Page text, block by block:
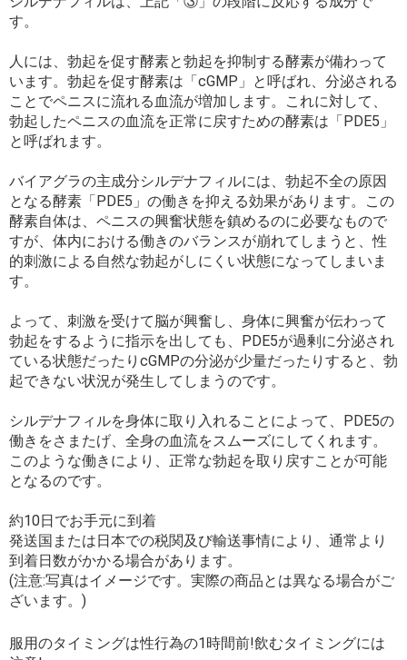
す。
人には、勃起を促す酵素と勃起を抑制する酵素が備わって
います。勃起を促す酵素は「cGMP」と呼ばれ、分泌される
ことでペニスに流れる血流が増加します。これに対して、
勃起したペニスの血流を正常に戻すための酵素は「PDE5」
と呼ばれます。
バイアグラの主成分シルデナフィルには、勃起不全の原因
となる酵素「PDE5」の働きを抑える効果があります。この
酵素自体は、ペニスの興奮状態を鎮めるのに必要なもので
すが、体内における働きのバランスが崩れてしまうと、性
的刺激による自然な勃起がしにくい状態になってしまいま
す。
よって、刺激を受けて脳が興奮し、身体に興奮が伝わって
勃起をするように指示を出しても、PDE5が過剰に分泌され
ている状態だったりcGMPの分泌が少量だったりすると、勃
起できない状況が発生してしまうのです。
シルデナフィルを身体に取り入れることによって、PDE5の
働きをさまたげ、全身の血流をスムーズにしてくれます。
このような働きにより、正常な勃起を取り戻すことが可能
となるのです。
約10日でお手元に到着
発送国または日本での税関及び輸送事情により、通常より
到着日数がかかる場合があります。
(注意:写真はイメージです。実際の商品とは異なる場合がご
ざいます。)
服用のタイミングは性行為の1時間前!飲むタイミングには